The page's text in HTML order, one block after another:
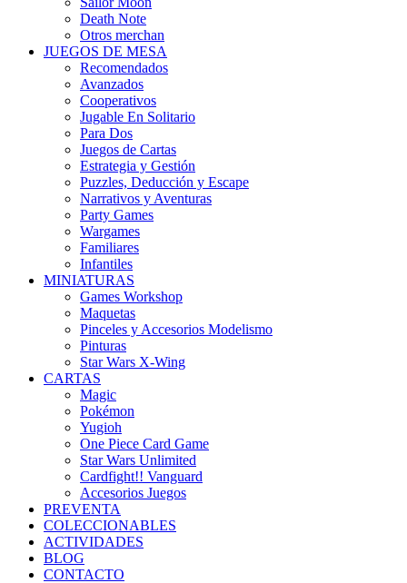
Death Note
Otros merchan
JUEGOS DE MESA
Recomendados
Avanzados
Cooperativos
Jugable En Solitario
Para Dos
Juegos de Cartas
Estrategia y Gestión
Puzzles, Deducción y Escape
Narrativos y Aventuras
Party Games
Wargames
Familiares
Infantiles
MINIATURAS
Games Workshop
Maquetas
Pinceles y Accesorios Modelismo
Pinturas
Star Wars X-Wing
CARTAS
Magic
Pokémon
Yugioh
One Piece Card Game
Star Wars Unlimited
Cardfight!! Vanguard
Accesorios Juegos
PREVENTA
COLECCIONABLES
ACTIVIDADES
BLOG
CONTACTO